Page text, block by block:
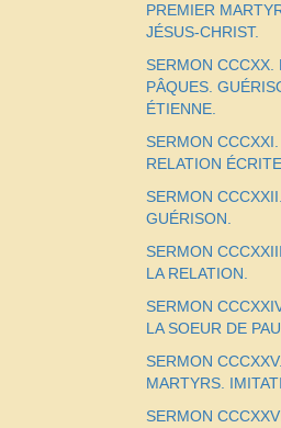
PREMIER
JÉSUS-CHRIST.
SERMON CCCXX.
PÂQUES.
ÉTIENNE.
SERMON
RELATION ÉCRITE.
SERMON
GUÉRISON.
SERMON
LA RELATION.
SERMON
LA SOEUR DE
SERMON
MARTYRS.
SERMON